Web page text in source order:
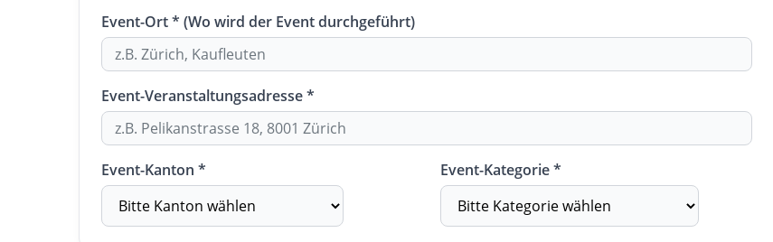
Event-Ort * (Wo wird der Event durchgeführt)
Event-Veranstaltungsadresse *
Event-Kanton * Event-Kategorie *